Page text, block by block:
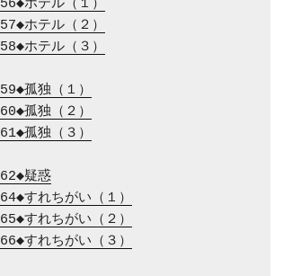
56◆ホテル（１）
57◆ホテル（２）
58◆ホテル（３）
59◆孤独（１）
60◆孤独（２）
61◆孤独（３）
62◆疑惑
64◆すれちがい（１）
65◆すれちがい（２）
66◆すれちがい（３）